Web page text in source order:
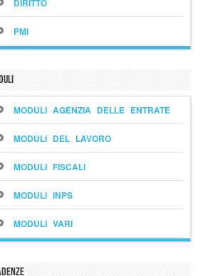
DIRITTO
PMI
MODULI AGENZIA DELLE ENTRATE
MODULI DEL LAVORO
MODULI FISCALI
MODULI INPS
MODULI VARI